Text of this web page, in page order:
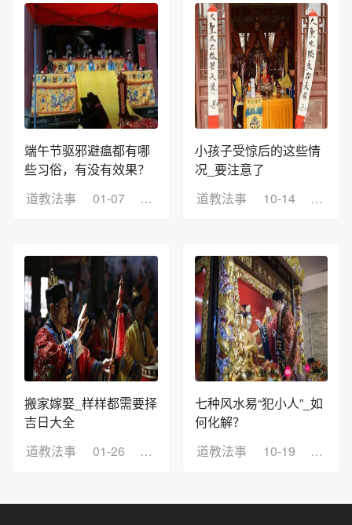
端午节驱邪避瘟都有哪
些习俗，有没有效果？
道教法事
01-07 浏览：10
小孩子受惊后的这些情
况_要注意了
道教法事
10-14 浏览
搬家嫁娶_样样都需要择
吉日大全
道教法事
01-26 浏览：4
七种风水易“犯小人”_如
何化解？
道教法事
10-19 浏览